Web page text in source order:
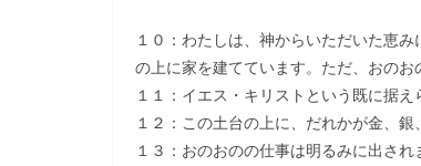
１０：わたしは、神からいただいた恵
の上に家を建てています。ただ、おのお
１１：イエス・キリストという既に据
１２：この土台の上に、だれかが金、銀
１３：おのおのの仕事は明るみに出さ